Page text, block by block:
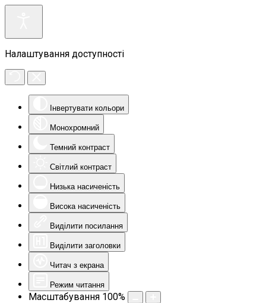
Налаштування доступності
Інвертувати кольори
Монохромний
Темний контраст
Світлий контраст
Низька насиченість
Висока насиченість
Виділити посилання
Виділити заголовки
Читач з екрана
Режим читання
Масштабування 100%